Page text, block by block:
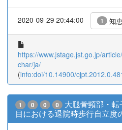
2020-09-29 20:44:00 1 知
https://www.jstage.jst.go.jp/
char/ja/
(info:doi/10.14900/
1 0 0 0
大腿骨頸部・
目における退院時歩行自立度